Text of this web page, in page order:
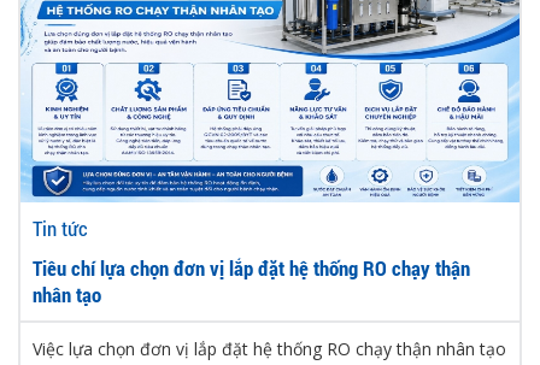
Tin tức
Tiêu chí lựa chọn đơn vị lắp đặt hệ thống RO chạy thận
nhân tạo
Việc lựa chọn đơn vị lắp đặt hệ thống RO chạy thận nhân tạo